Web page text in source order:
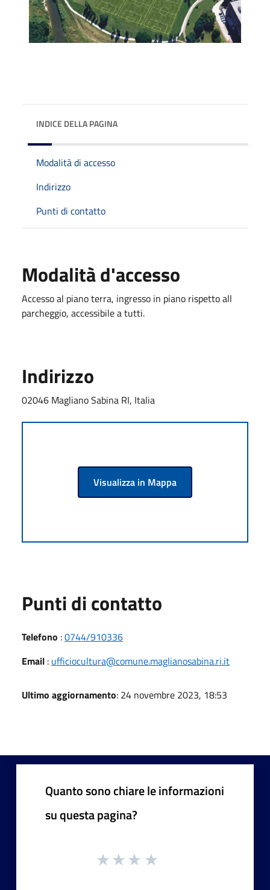
INDICE DELLA PAGINA
Modalità di accesso
Indirizzo
Punti di contatto
Modalità d'accesso
Accesso al piano terra, ingresso in piano rispetto all
parcheggio, accessibile a tutti.
Indirizzo
02046 Magliano Sabina RI, Italia
Visualizza in Mappa
Punti di contatto
Telefono :0744/910336
Email : ufficiocultura@comune.maglianosabina.ri.it
Ultimo aggiornamento: 24 novembre 2023, 18:53
Quanto sono chiare le informazioni
su questa pagina?